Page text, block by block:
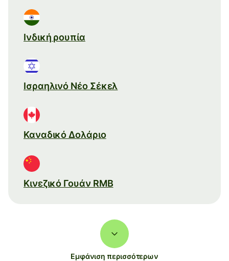
Ινδική ρουπία
Ισραηλινό Νέο Σέκελ
Καναδικό Δολάριο
Κινεζικό Γουάν RMB
Εμφάνιση περισσότερων